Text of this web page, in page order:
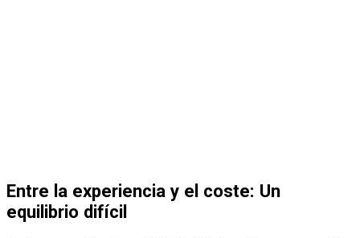
Entre la experiencia y el coste: Un
equilibrio difícil